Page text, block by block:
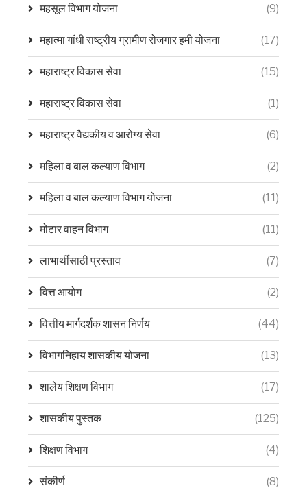
महसूल विभाग योजना (9)
महात्मा गांधी राष्ट्रीय ग्रामीण रोजगार हमी योजना (17)
महाराष्ट्र विकास सेवा (15)
महाराष्ट्र विकास सेवा (1)
महाराष्ट्र वैद्यकीय व आरोग्य सेवा (6)
महिला व बाल कल्याण विभाग (2)
महिला व बाल कल्याण विभाग योजना (11)
मोटार वाहन विभाग (11)
लाभार्थीसाठी प्रस्ताव (7)
वित्त आयोग (2)
वित्तीय मार्गदर्शक शासन निर्णय (44)
विभागनिहाय शासकीय योजना (13)
शालेय शिक्षण विभाग (17)
शासकीय पुस्तक (125)
शिक्षण विभाग (4)
संकीर्ण (8)